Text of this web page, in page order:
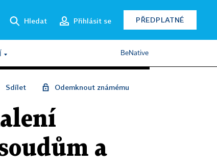
Hledat Přihlásit se PŘEDPLATNÉ
BeNative
Sdílet Odemknout známému
a